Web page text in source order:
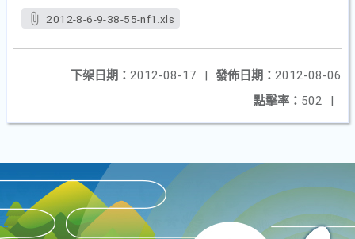
2012-8-6-9-38-55-nf1.xls
發佈日期： 2012-08-06
下架日期： 2012-08-17
|
點擊率： 502 |